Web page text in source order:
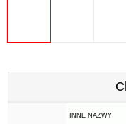
INNE NAZWY